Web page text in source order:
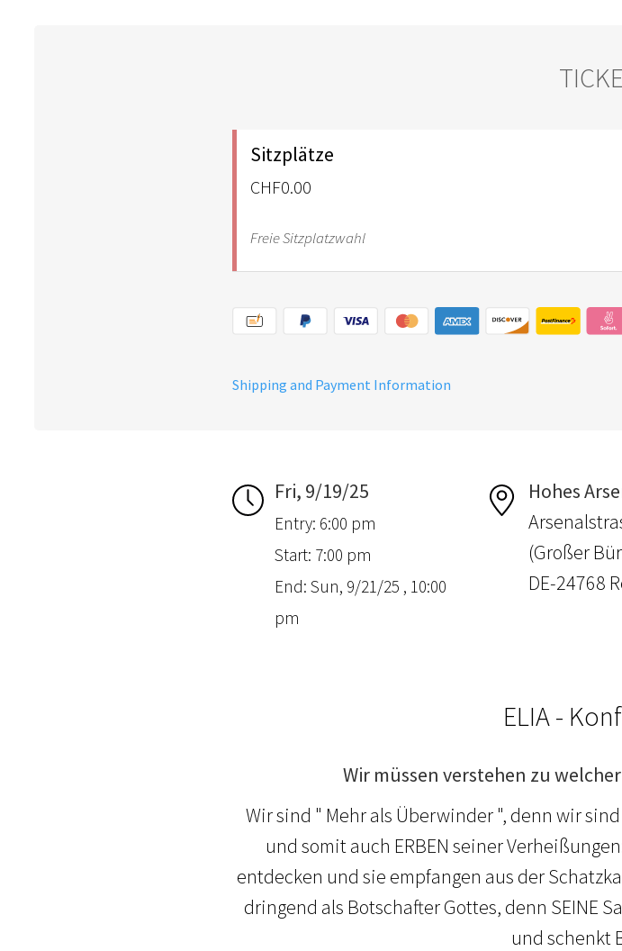
Sitzplätze
CHF0.00
Freie Sitzplatzwahl
Shipping and Payment Information
Fri, 9/19/25
Entry: 6:00 pm
Start: 7:00 pm
End: Sun, 9/21/25 , 10:00
pm
Hohes
(Großer
DE-24768
ELIA -
Wir müssen verstehen zu
Wir sind " Mehr als Überwinder ", denn wir
und somit auch ERBEN seiner
entdecken und sie empfangen aus der
dringend als Botschafter Gottes, denn SEINE
und schenkt